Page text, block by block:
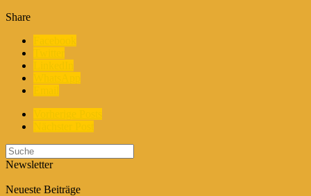
Share
Newsletter
Neueste Beiträge